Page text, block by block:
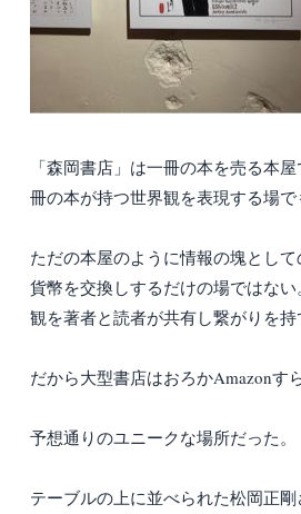
「森岡書店」は一冊の本を売る本
冊の本が持つ世界観を表現する場で
ただの本屋のように情報の塊とし
貨幣を交換しするだけの場ではな
観を著者と読者が共有し繋がりを持
だから大型書店はおろかAmazonす
予想通りのユニークな場所だった。
テーブルの上に並べられた松岡正